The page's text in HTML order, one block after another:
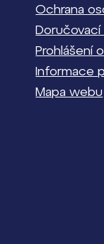
Ochrana
Doručovací
Prohlášení
Informace
Mapa webu